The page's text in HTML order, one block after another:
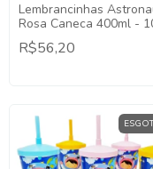
Lembrancinhas
Rosa Caneca 400ml -
Unidades
R$56,20